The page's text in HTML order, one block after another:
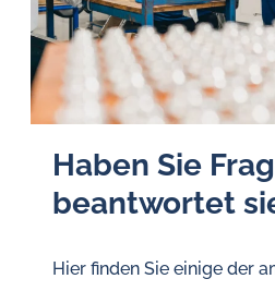
Haben Sie
beantwortet
Hier finden Sie einige der